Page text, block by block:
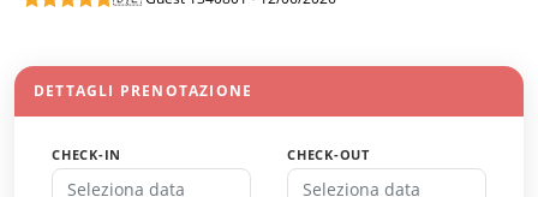
DETTAGLI PRENOTAZIONE
CHECK-IN CHECK-OUT